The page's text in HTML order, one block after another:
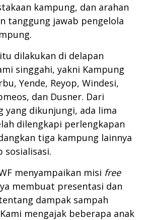
kampung, dan arahan
tanggung jawab pengelola
dilakukan di delapan
singgahi, yakni Kampung
Yende, Reyop, Windesi,
dan Dusner. Dari
yang dikunjungi, ada lima
dilengkapi perlengkapan
tiga kampung lainnya
sosialisasi.
menyampaikan misi free
membuat presentasi dan
dampak sampah
mengajak beberapa anak